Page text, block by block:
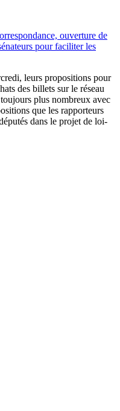
ouverture de
pour faciliter les
leurs propositions pour
des billets sur le réseau
plus nombreux avec
que les rapporteurs
dans le projet de loi-